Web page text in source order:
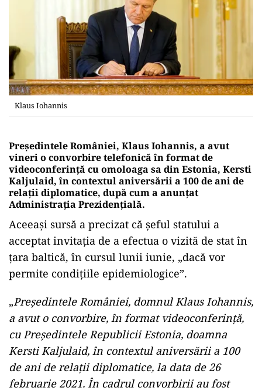
Klaus Iohannis
Președintele României, Klaus Iohannis, a avut
vineri o convorbire telefonică în format de
videoconferință cu omoloaga sa din Estonia, Kersti
Kaljulaid, în contextul aniversării a 100 de ani de
relații diplomatice, după cum a anunțat
Administrația Prezidențială.
Aceeași sursă a precizat că șeful statului a
acceptat invitația de a efectua o vizită de stat în
țara baltică, în cursul lunii iunie, „dacă vor
permite condițiile epidemiologice”.
„Președintele României, domnul Klaus Iohannis,
a avut o convorbire, în format videoconferință,
cu Președintele Republicii Estonia, doamna
Kersti Kaljulaid, în contextul aniversării a 100
de ani de relații diplomatice, la data de 26
februarie 2021. În cadrul convorbirii au fost